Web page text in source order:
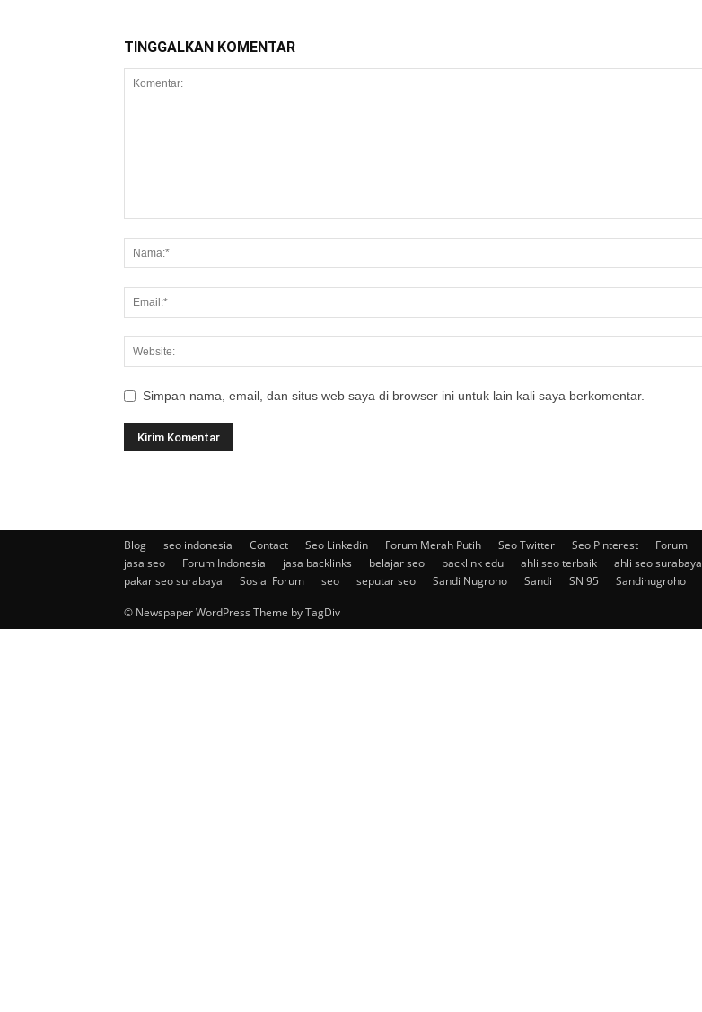
TINGGALKAN KOMENTAR
Simpan nama, email, dan situs web saya di browser ini untuk lain kali saya berkomentar.
Blog seo indonesia Contact Seo Linkedin Forum Merah Putih Seo Twitter Seo Pinterest Forum
jasa seo
Forum Indonesia jasa backlinks belajar seo backlink edu ahli seo terbaik ahli seo surabaya
pakar seo surabaya
Sosial Forum seo seputar seo Sandi Nugroho Sandi SN 95 Sandinugroho
© Newspaper WordPress Theme by TagDiv